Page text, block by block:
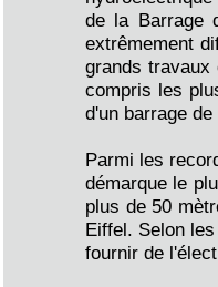
de la Barrage
extrêmement
grands travaux
compris les
d'un barrage
Parmi les
démarque le
plus de 50
Eiffel. Selon
fournir de